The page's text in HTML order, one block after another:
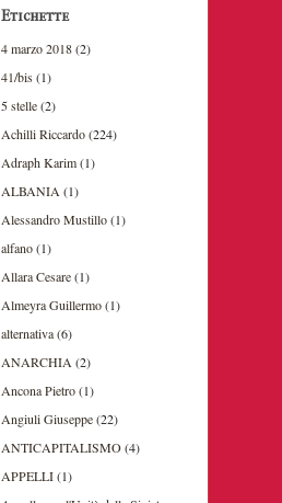
Etichette
4 marzo 2018(2)
41/bis(1)
5 stelle(2)
Achilli Riccardo(224)
Adraph Karim(1)
ALBANIA(1)
Alessandro Mustillo(1)
alfano(1)
Allara Cesare(1)
Almeyra Guillermo(1)
alternativa(6)
ANARCHIA(2)
Ancona Pietro(1)
Angiuli Giuseppe(22)
ANTICAPITALISMO(4)
APPELLI(1)